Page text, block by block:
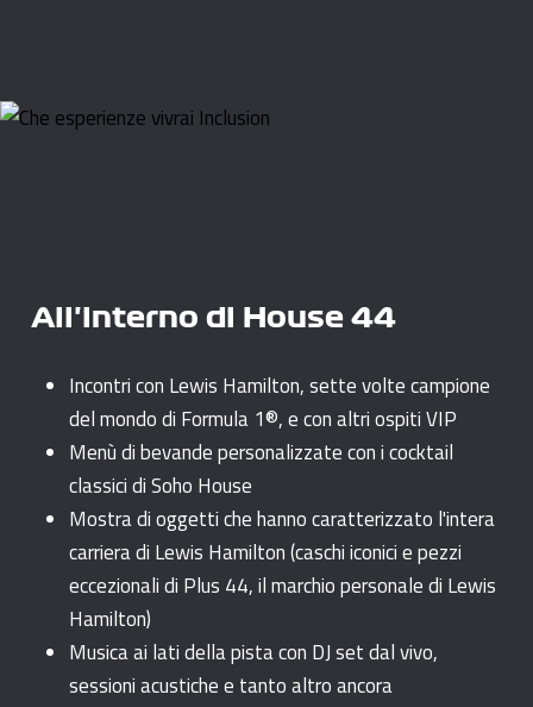
All'interno di House 44
Incontri con Lewis Hamilton, sette volte campione
del mondo di Formula 1®, e con altri ospiti VIP
Menù di bevande personalizzate con i cocktail
classici di Soho House
Mostra di oggetti che hanno caratterizzato l'intera
carriera di Lewis Hamilton (caschi iconici e pezzi
eccezionali di Plus 44, il marchio personale di Lewis
Hamilton)
Musica ai lati della pista con DJ set dal vivo,
sessioni acustiche e tanto altro ancora